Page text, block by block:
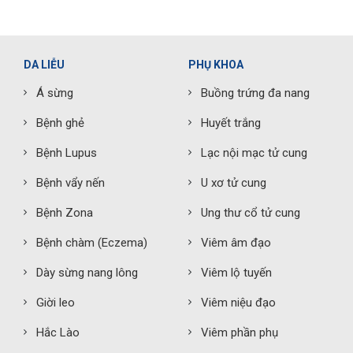
DA LIỄU
Á sừng
Bệnh ghẻ
Bệnh Lupus
Bệnh vẩy nến
Bệnh Zona
Bệnh chàm (Eczema)
Dày sừng nang lông
Giời leo
Hắc Lào
PHỤ KHOA
Buồng trứng đa nang
Huyết trắng
Lạc nội mạc tử cung
U xơ tử cung
Ung thư cổ tử cung
Viêm âm đạo
Viêm lộ tuyến
Viêm niệu đạo
Viêm phần phụ